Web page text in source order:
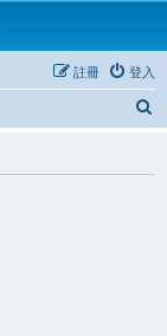
登入
註冊